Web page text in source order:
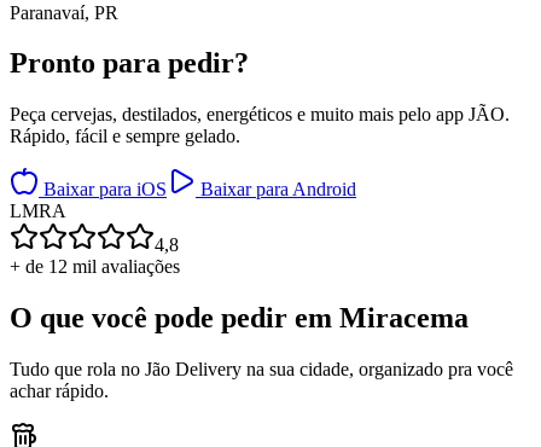
Paranavaí, PR
Pronto para pedir?
Peça cervejas, destilados, energéticos e muito mais pelo app JÃO.
Rápido, fácil e sempre gelado.
Baixar para iOS
Baixar para Android
LMRA
4,8
+ de 12 mil avaliações
O que você pode pedir em Miracema
Tudo que rola no Jão Delivery na sua cidade, organizado pra você
achar rápido.